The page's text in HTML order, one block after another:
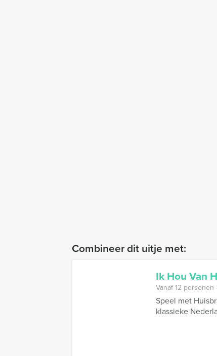
Combineer dit uitje met:
Ik Hou Van
Vanaf 12 personen
Speel met
klassieke